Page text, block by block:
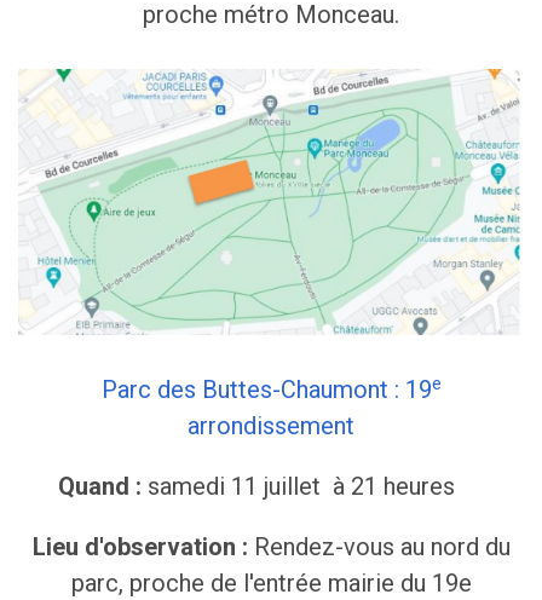
proche métro Monceau.
Parc des Buttes-Chaumont : 19e
arrondissement
Quand : samedi 11 juillet à 21 heures
Lieu d'observation : Rendez-vous au nord du
parc, proche de l'entrée mairie du 19e